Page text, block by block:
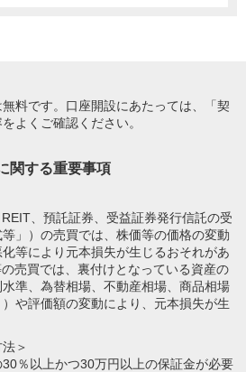
料です。口座開設にあたっては、「契
よくご確認ください。
関する重要事項
、預託証券、受益証券発行信託の受
」）の売買では、株価等の価格の変動
等により元本損失が生じるおそれがあ
売買では、裏付けとなっている資産の
準、為替相場、不動産相場、商品相場
や評価額の変動により、元本損失が生
＞
％以上かつ30万円以上の保証金が必要